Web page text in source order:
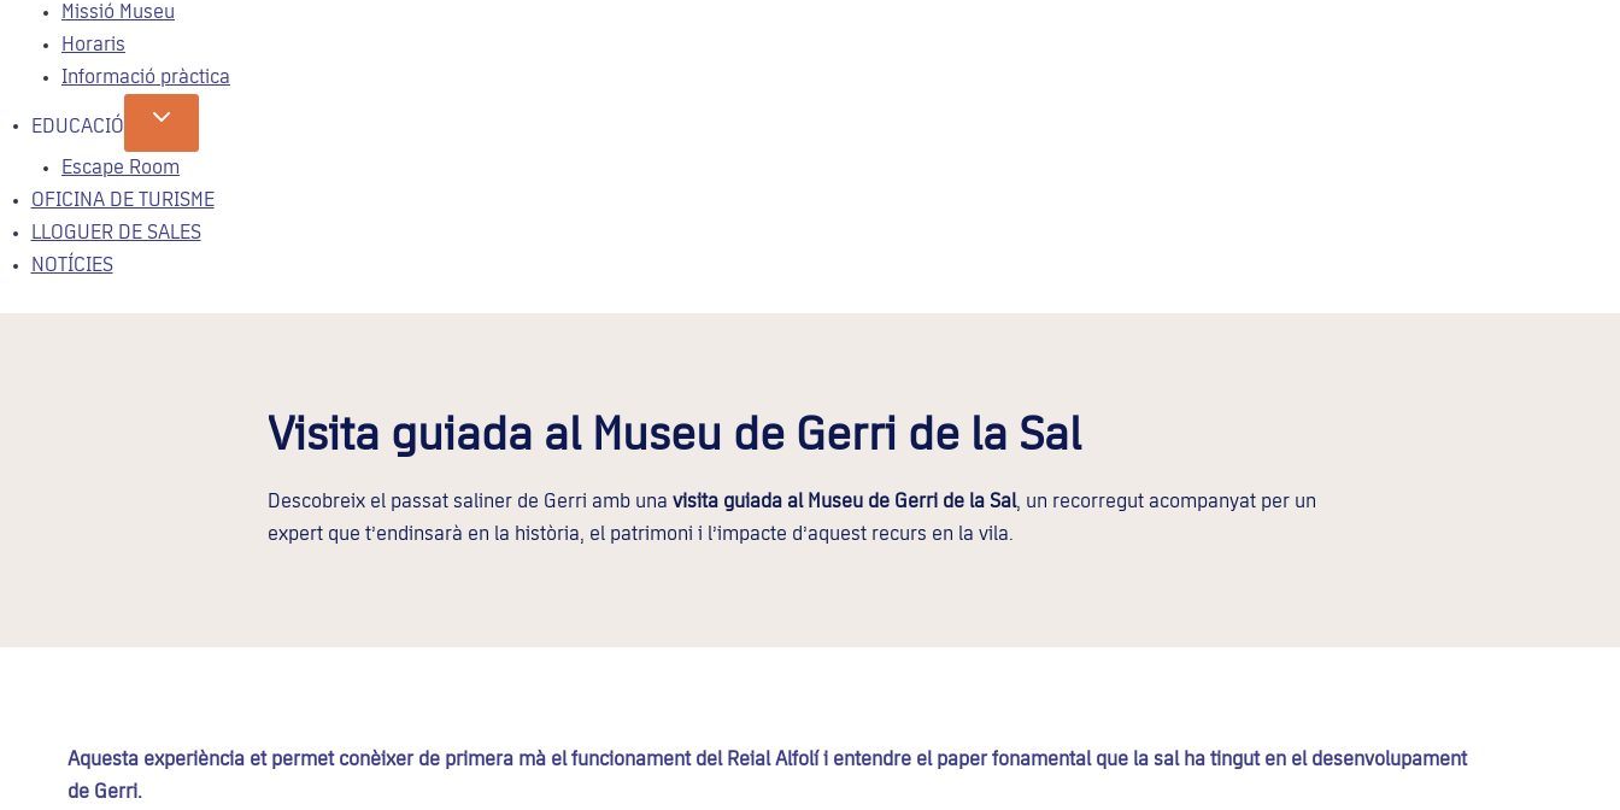
Missió Museu
Horaris
Informació pràctica
EDUCACIÓ
Escape Room
OFICINA DE TURISME
LLOGUER DE SALES
NOTÍCIES
Visita guiada al Museu de Gerri de la Sal
Descobreix el passat saliner de Gerri amb una visita guiada al Museu de Gerri de la Sal, un recorregut acompanyat per un
expert que t’endinsarà en la història, el patrimoni i l’impacte d’aquest recurs en la vila.
Aquesta experiència et permet conèixer de primera mà el funcionament del Reial Alfolí i entendre el paper fonamental que la sal ha tingut en el desenvolupament
de Gerri.